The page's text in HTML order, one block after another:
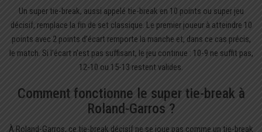
Un super tie-break, aussi appelé tie-break en 10 points ou super jeu
décisif, remplace la fin de set classique. Le premier joueur à atteindre 10
points avec 2 points d’écart remporte la manche et, dans ce cas précis,
le match. Si l’écart n’est pas suffisant, le jeu continue : 10-9 ne suffit pas,
12-10 ou 15-13 restent valides.
Comment fonctionne le super tie-break à
Roland-Garros ?
À Roland-Garros, ce tie-break décisif ne se joue pas comme un tie-break